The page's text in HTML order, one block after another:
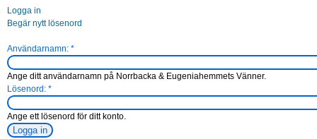
Logga in
Begär nytt lösenord
Användarnamn: *
Ange ditt användarnamn på Norrbacka & Eugeniahemmets Vänner.
Lösenord: *
Ange ett lösenord för ditt konto.